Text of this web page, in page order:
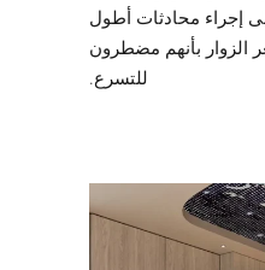
إجراء محادثات أطول
الزوار بأنهم مضطرون
للتسرع.